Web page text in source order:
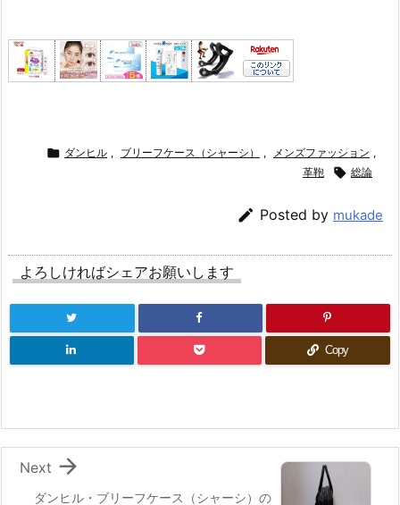
 ダンヒル , ブリーフケース（シャーシ） , メンズファッション ,
革鞄
 総論
 Posted by mukade
よろしければシェアお願いします
Copy
ダンヒル・ブリーフケース（シャーシ）の

Next